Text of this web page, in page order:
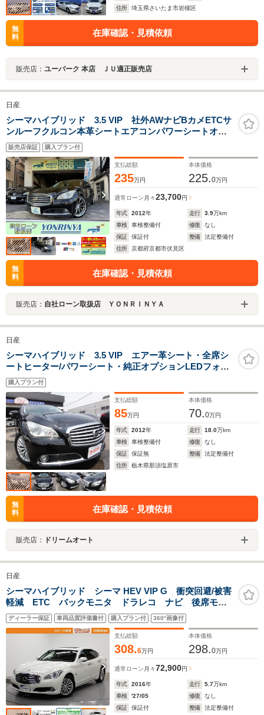
住所
埼玉県さいたま市岩槻区
無
料
在庫確認・見積依頼
販売店： ユーパーク 本店 ＪＵ適正販売店
日産
シーマハイブリッド 3.5 VIP 社外AWナビBカメETCサ
ンルーフクルコン本革シートエアコンパワーシートオッ
トマンヘッドレスモニターサンシェードHID
販売店保証 購入プラン付
支払総額
235万円
本体価格
225.0万円
通常ローン 月々23,700円
年式 2012年 走行 3.9万km
車検
車検整備付 修復
なし
保証
保証付 整備
法定整備付
住所
京都府京都市伏見区
無
料
在庫確認・見積依頼
販売店： 自社ローン取扱店 ＹＯＮＲＩＮＹＡ
日産
シーマハイブリッド 3.5 VIP エアー革シート・全席シ
ートヒーター/パワーシート・純正オプションLEDフォ
グ・ウィンカーミラー
購入プラン付
支払総額
85万円
本体価格
70.0万円
年式 2012年 走行 18.0万km
車検
車検整備付 修復
なし
保証
保証無 整備
法定整備付
住所
栃木県那須塩原市
無
料
在庫確認・見積依頼
販売店： ドリームオート
日産
シーマハイブリッド シーマ HEV VIP G 衝突回避/被害
軽減 ETC バックモニタ ドラレコ ナビ 後席モニ
タ パワーシート クルーズコントロール スマートキ
ー
ディーラー保証 車両品質評価書付 購入プラン付 360°画像付
支払総額
308.6万円
本体価格
298.0万円
通常ローン 月々72,900円
年式 2016年 走行 5.7万km
車検
'27/05 修復
なし
保証
保証付 整備 法定整備付